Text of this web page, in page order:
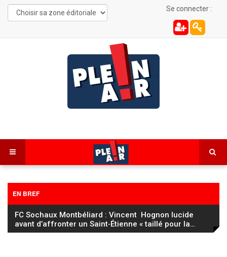
Se connecter :
EN BREF
FC Sochaux Montbéliard : Vincent Hognon lucide
avant d’affronter un Saint‑Étienne « taillé pour la…